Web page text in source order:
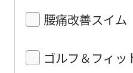
腰痛改善スイム
ゴルフ＆フィッ